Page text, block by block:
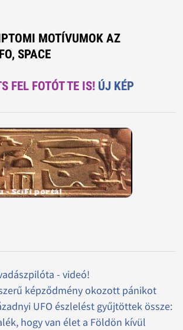
MOTÍVUMOK AZ
SPACE
FEL FOTÓT TE IS! ÚJ KÉP
- videó!
képződmény okozott pánikot
UFO észlelést gyűjtöttek össze:
hogy van élet a Földön kívül